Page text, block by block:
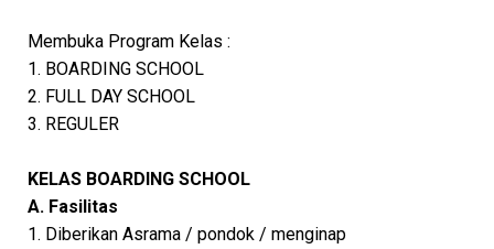
Membuka Program Kelas :
1. BOARDING SCHOOL
2. FULL DAY SCHOOL
3. REGULER
KELAS BOARDING SCHOOL
A. Fasilitas
1. Diberikan Asrama / pondok / menginap